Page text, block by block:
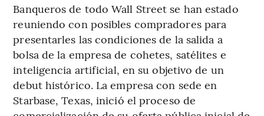
Banqueros de todo Wall Street se han estado
reuniendo con posibles compradores para
presentarles las condiciones de la salida a
bolsa de la empresa de cohetes, satélites e
inteligencia artificial, en su objetivo de un
debut histórico. La empresa con sede en
Starbase, Texas, inició el proceso de